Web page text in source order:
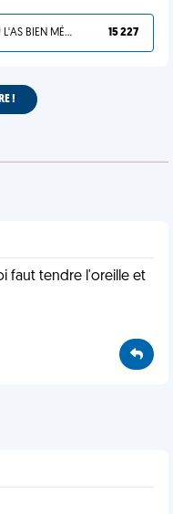
TU L'AS BIEN MÉRITÉ 15 227
!
faut tendre l'oreille et